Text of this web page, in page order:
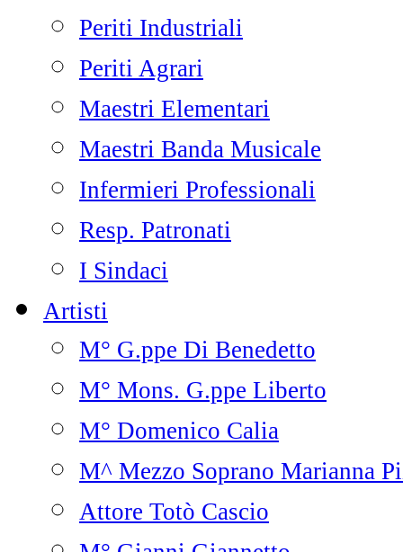
Periti Industriali
Periti Agrari
Maestri Elementari
Maestri Banda Musicale
Infermieri Professionali
Resp. Patronati
I Sindaci
Artisti
M° G.ppe Di Benedetto
M° Mons. G.ppe Liberto
M° Domenico Calia
M^ Mezzo Soprano Marianna
Attore Totò Cascio